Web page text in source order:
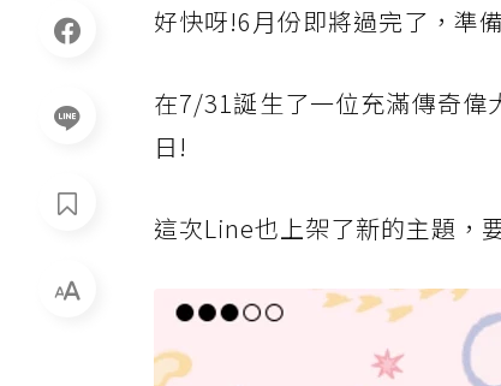
好快呀!6月份即將過完了，準
在7/31誕生了一位充滿傳奇偉
日!
這次Line也上架了新的主題，